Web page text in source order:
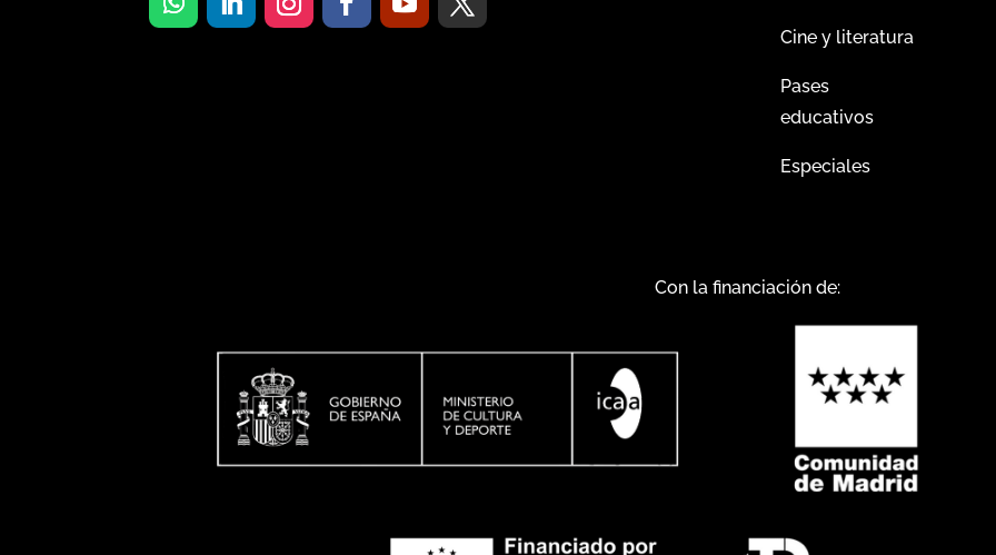
Cine y literatura
Pases
educativos
Especiales
Con la financiación de: